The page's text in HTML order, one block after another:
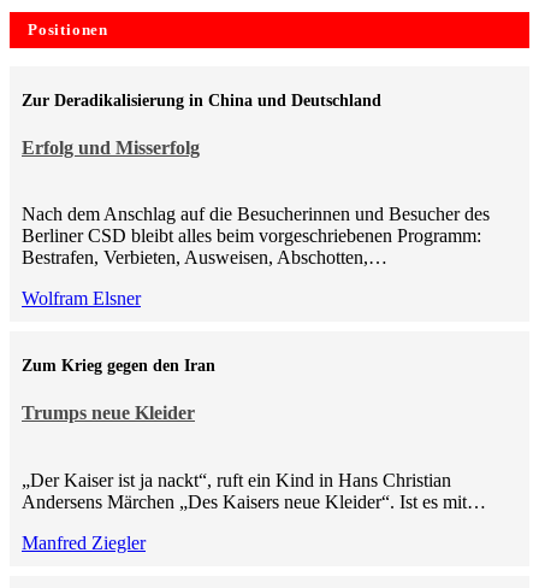
Positionen
Erfolg und Misserfolg
Zur Deradikalisierung in China und Deutschland
Nach dem Anschlag auf die Besucherinnen und Besucher des
Berliner CSD bleibt alles beim vorgeschriebenen Programm:
Bestrafen, Verbieten, Ausweisen, Abschotten,…
Wolfram Elsner
Trumps neue Kleider
Zum Krieg gegen den Iran
„Der Kaiser ist ja nackt“, ruft ein Kind in Hans Christian
Andersens Märchen „Des Kaisers neue Kleider“. Ist es mit…
Manfred Ziegler